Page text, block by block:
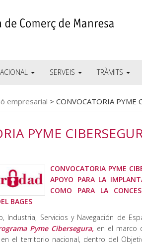
SERVEIS TRÀMITS
empresarial > CONVOCATORIA PYME
PYME
CONVOCATORIA PYME
APOYO PARA LA
COMO PARA LA
BAGES
Industria, Servicios y Navegación de
Pyme Cibersegura, en el marco
en el territorio nacional, dentro del